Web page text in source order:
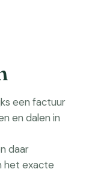
een factuur
en dalen in
daar
het exacte